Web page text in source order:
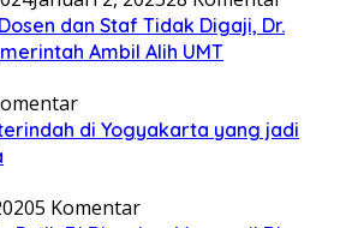
dan Staf Tidak Digaji, Dr.
Ambil Alih UMT
di Yogyakarta yang jadi
5 Komentar